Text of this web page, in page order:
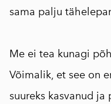
sama palju
Me ei tea kunagi
Võimalik, et see on
suureks kasvanud